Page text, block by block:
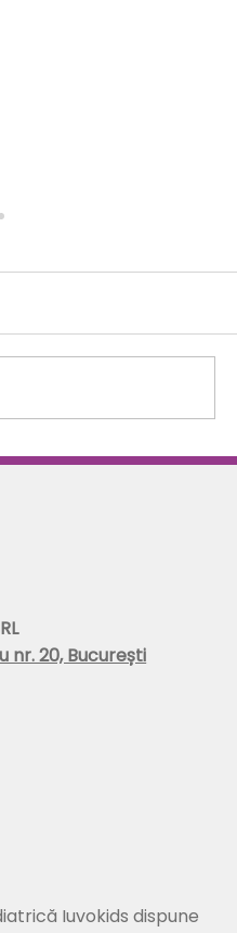
Schroth in
Iuvokids dispune
nr. 20, București